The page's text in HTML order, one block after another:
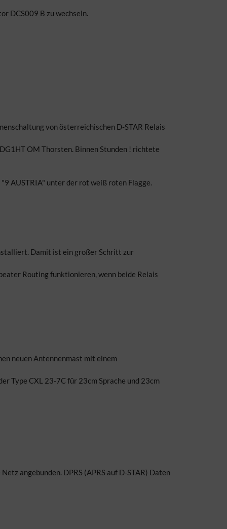
DCS009 B zu wechseln.
von österreichischen D-STAR Relais
OM Thorsten. Binnen Stunden ! richtete
AUSTRIA" unter der rot weiß roten Flagge.
Damit ist ein großer Schritt zur
Routing funktionieren, wenn beide Relais
neuen Antennenmast mit einem
Type CXL 23-7C für 23cm Sprache und 23cm
angebunden. DPRS (APRS auf D-STAR) Daten